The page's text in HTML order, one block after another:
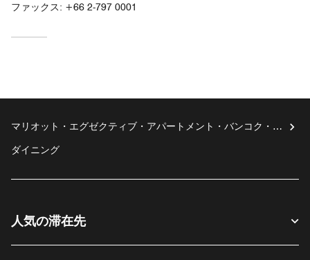
ファックス: +66 2-797 0001
マリオット・エグゼクティブ・アパートメント・バンコク・ス
ダイニング
人気の滞在先